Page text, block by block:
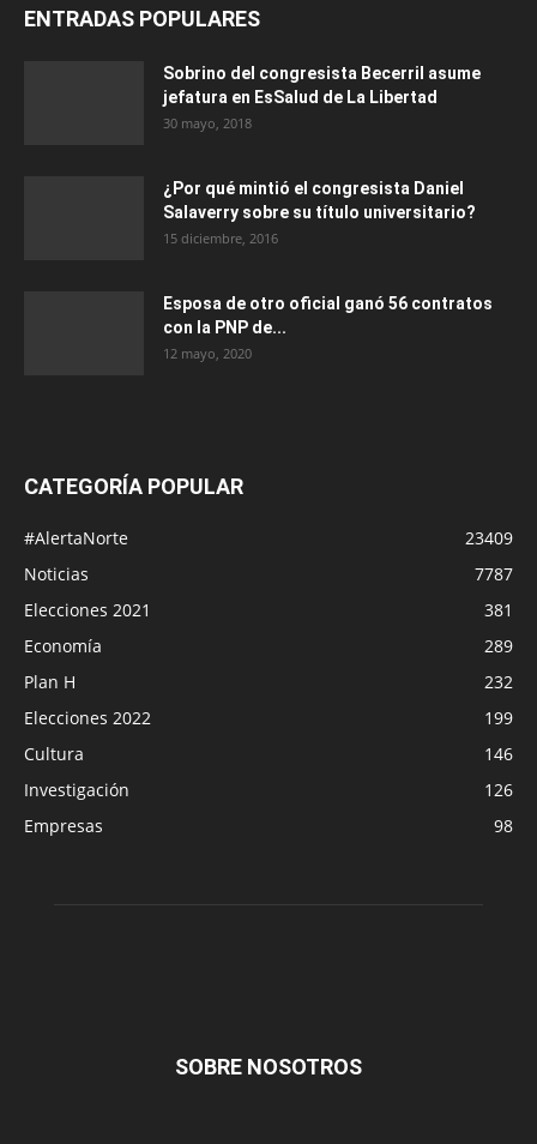
ENTRADAS POPULARES
Sobrino del congresista Becerril asume
jefatura en EsSalud de La Libertad
30 mayo, 2018
¿Por qué mintió el congresista Daniel
Salaverry sobre su título universitario?
15 diciembre, 2016
Esposa de otro oficial ganó 56 contratos
con la PNP de...
12 mayo, 2020
CATEGORÍA POPULAR
#AlertaNorte
23409
Noticias
7787
Elecciones 2021
381
Economía
289
Plan H
232
Elecciones 2022
199
Cultura
146
Investigación
126
Empresas
98
SOBRE NOSOTROS